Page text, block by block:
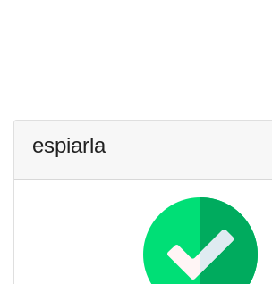
espiarla